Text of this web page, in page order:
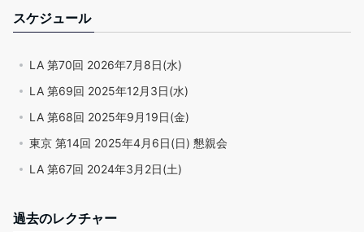
スケジュール
LA 第70回 2026年7月8日(水)
LA 第69回 2025年12月3日(水)
LA 第68回 2025年9月19日(金)
東京 第14回 2025年4月6日(日) 懇親会
LA 第67回 2024年3月2日(土)
過去のレクチャー